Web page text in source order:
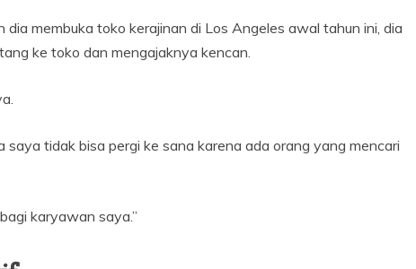
membuka toko kerajinan di Los Angeles awal tahun ini, dia
ke toko dan mengajaknya kencan.
tidak bisa pergi ke sana karena ada orang yang mencari
karyawan saya.”